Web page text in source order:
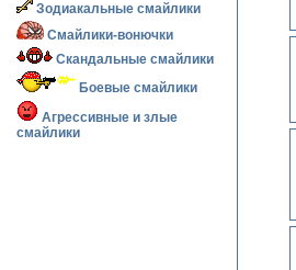
Зодиакальные смайлики
Смайлики-вонючки
Скандальные смайлики
Боевые смайлики
Агрессивные и злые
смайлики